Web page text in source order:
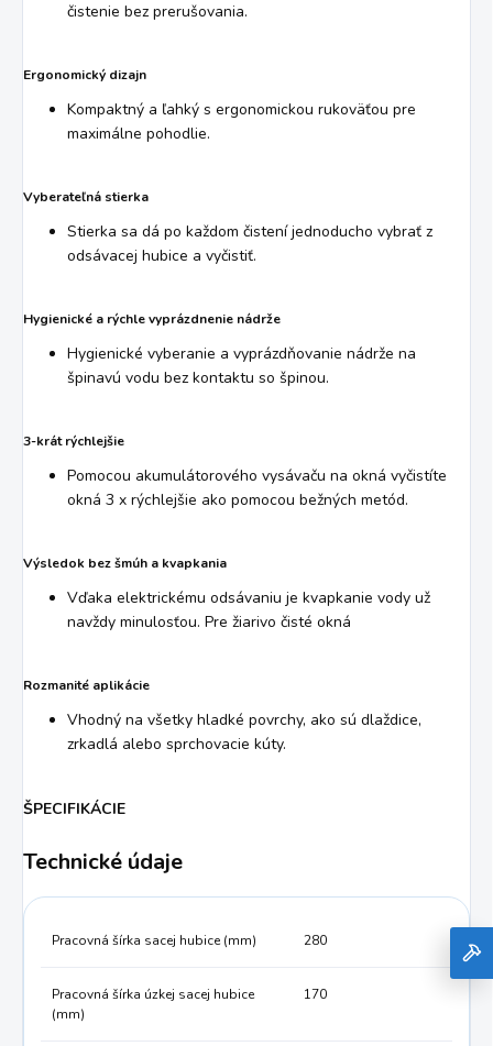
čistenie bez prerušovania.
Ergonomický dizajn
Kompaktný a ľahký s ergonomickou rukoväťou pre
maximálne pohodlie.
Vyberateľná stierka
Stierka sa dá po každom čistení jednoducho vybrať z
odsávacej hubice a vyčistiť.
Hygienické a rýchle vyprázdnenie nádrže
Hygienické vyberanie a vyprázdňovanie nádrže na
špinavú vodu bez kontaktu so špinou.
3-krát rýchlejšie
Pomocou akumulátorového vysávaču na okná vyčistíte
okná 3 x rýchlejšie ako pomocou bežných metód.
Výsledok bez šmúh a kvapkania
Vďaka elektrickému odsávaniu je kvapkanie vody už
navždy minulosťou. Pre žiarivo čisté okná
Rozmanité aplikácie
Vhodný na všetky hladké povrchy, ako sú dlaždice,
zrkadlá alebo sprchovacie kúty.
ŠPECIFIKÁCIE
Technické údaje
Pracovná šírka sacej hubice (mm) 280
Pracovná šírka úzkej sacej hubice
(mm)
170